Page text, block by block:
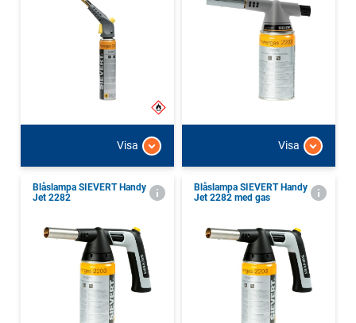
Visa Visa
Blåslampa SIEVERT Handy
Jet 2282
Blåslampa SIEVERT Handy
Jet 2282 med gas